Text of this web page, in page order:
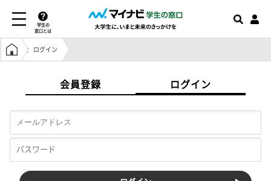
学生の
窓口とは
学生の窓口トップ
ログイン
会員登録 ログイン